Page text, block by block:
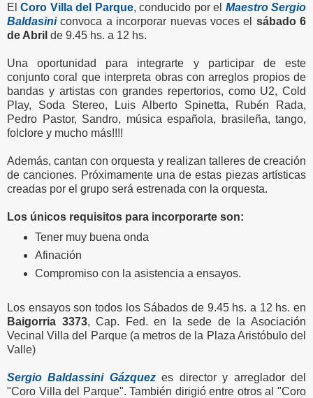
ElCoro Villa del Parque, conducido por el Maestro Sergio
Baldasiniconvoca a incorporar nuevas voces el sábado 6
de Abril de 9.45 hs. a 12 hs.
Una oportunidad para integrarte y participar de este
conjunto coral que interpreta obras con arreglos propios de
bandas y artistas con grandes repertorios, como U2, Cold
Play, Soda Stereo, Luis Alberto Spinetta, Rubén Rada,
Pedro Pastor, Sandro, música española, brasileña, tango,
folclore y mucho más!!!!
Además, cantan con orquesta y realizan talleres de creación
de canciones. Próximamente una de estas piezas artísticas
creadas por el grupo será estrenada con la orquesta.
Los únicos requisitos para incorporarte son:
Tener muy buena onda
Afinación
Compromiso con la asistencia a ensayos.
Los ensayos son todos los Sábados de 9.45 hs. a 12 hs. en
Baigorria 3373, Cap. Fed. en la sede de la Asociación
Vecinal Villa del Parque (a metros de la Plaza Aristóbulo del
Valle)
Sergio Baldassini Gázquezes director y arreglador del
"Coro Villa del Parque". También dirigió entre otros al "Coro